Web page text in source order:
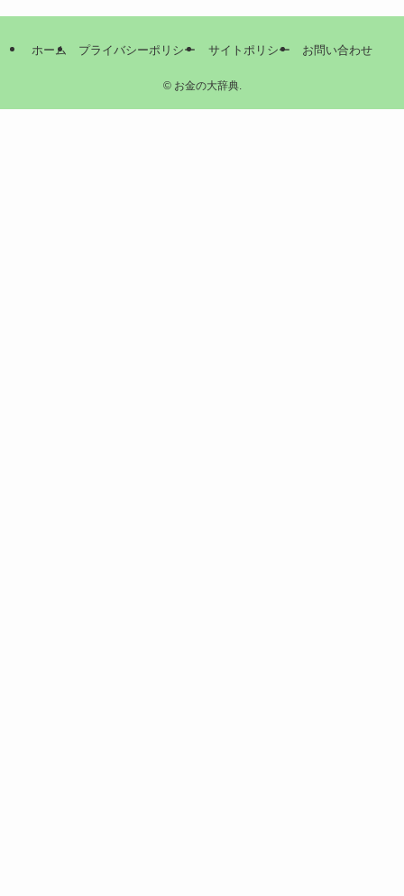
ホーム プライバシーポリシー サイトポリシー お問い合わせ
©お金の大辞典.